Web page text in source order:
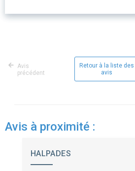
Avis
précédent
Retour à la liste des
avis
Avis à proximité :
HALPADES